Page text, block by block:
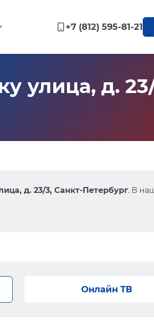
+7 (812) 595-81-21
улица, д.
д. 23/3, Санкт-Петербург. В
Онлайн ТВ